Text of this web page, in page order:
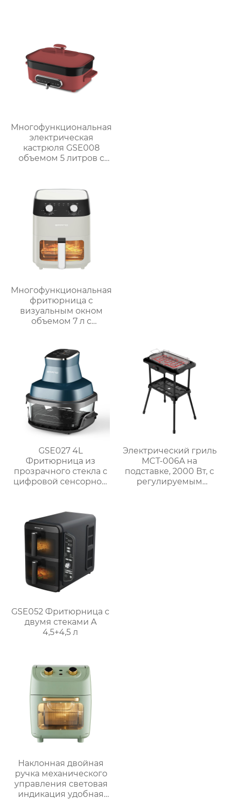
Многофункциональная
электрическая
кастрюля GSE008
объемом 5 литров с
приготовления на
пару, варки, тушения и
жарки.
Многофункциональная
фритюрница с
визуальным окном
объемом 7 л с
– серия GSE038
GSE027 4L
Фритюрница из
прозрачного стекла с
цифровой сенсорной
Электрический гриль
MCT-006A на
подставке, 2000 Вт, с
регулируемым
GSE052 Фритюрница с
двумя стеками A
4,5+4,5 л
Наклонная двойная
ручка механического
управления световая
индикация удобная